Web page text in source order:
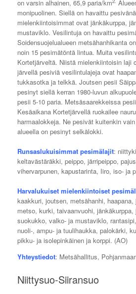
on varsin alhainen, 65,9 paria/km
monipuolinen. Siellä on havaittu
mielenkiintoisimmat ovat jänkäkurppa,
mustaviklo. Vesilintuja on havaittu
Soidensuojelualueen metsähanhikanta
noin 15 pesimätöntä lintua. Muita
Kortetjärveltä. Niistä mielenkiintoisin laji
järvellä pesiviä vesilintulajeja ovat
tukkasotka ja telkkä. Joutsen pesii
pesinyt siellä kerran 1980-luvun
pesii 5-10 paria. Metsäsaarekkeissa
Kesäaikana Kortetjärvellä ruokailee
harmaalokkeja. Ne pesivät kuitenkin
alueella on pesinyt selkälokki.
Runsaslukuisimmat pesimälajit:
keltavästäräkki, peippo, järripeippo,
vihervarpunen, kapustarinta, Iiro, iso- ja
Harvalukuiset mielenkiintoiset
kaakkuri, joutsen, metsähanhi,
metso, kurki, taivaanvuohi, jänkäkurppa,
suokukko, valko- ja mustaviklo,
nuoli-, ampu- ja tuulihaukka, palokärki,
pikku- ja isolepinkäinen ja korppi. (AO)
Yhteystiedot: Metsähallitus,
Niittysuo-Siiransuo